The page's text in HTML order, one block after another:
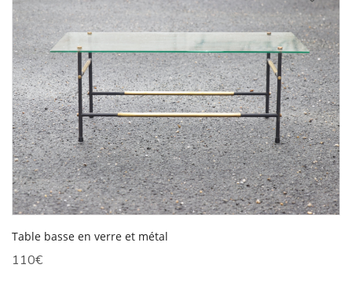
Table basse en verre et métal
110€